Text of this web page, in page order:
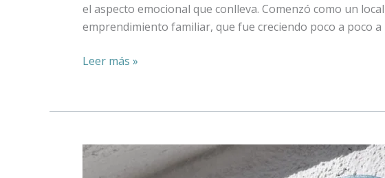
el aspecto emocional que conlleva. Comenzó como un
emprendimiento familiar, que fue creciendo poco a poco
Leer más »
DIY: